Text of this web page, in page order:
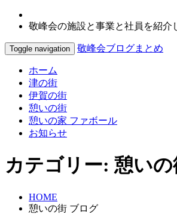
敬峰会の施設と事業と社員を紹介
Toggle navigation 敬峰会ブログまとめ
ホーム
津の街
伊賀の街
憩いの街
憩いの家 ファボール
お知らせ
カテゴリー: 憩い
HOME
憩いの街 ブログ